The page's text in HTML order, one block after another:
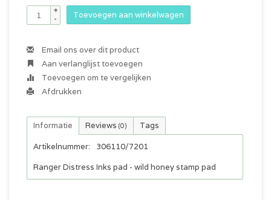
+
-
Toevoegen aan winkelwagen
Email ons over dit product
Aan verlanglijst toevoegen
Toevoegen om te vergelijken
Afdrukken
Informatie Reviews (0) Tags
Artikelnummer:
306110/7201
Ranger Distress Inks pad - wild honey stamp pad